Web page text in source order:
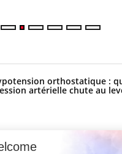
orthostatique :
artérielle chute au
: une
rouges aux